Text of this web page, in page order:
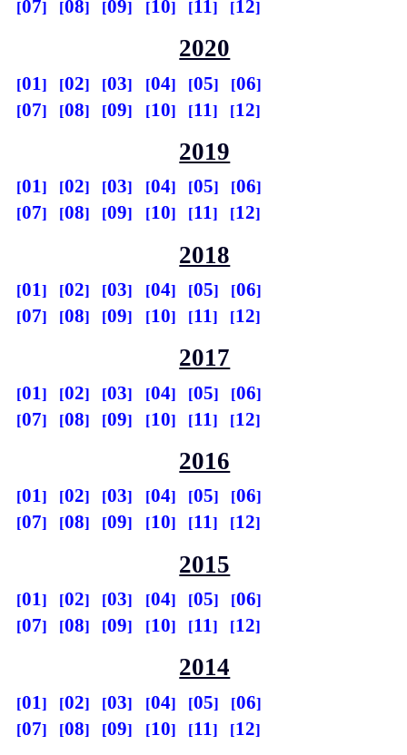
07 08 09 10 11 12
2020
01 02 03 04 05
06
07
08 09 10 11 12
2019
01 02 03 04 05
06
07
08 09 10 11 12
2018
01 02 03 04 05
06
07
08 09 10 11 12
2017
01 02 03 04 05
06
07
08 09 10 11 12
2016
01 02 03 04 05
06
07
08 09 10 11 12
2015
01 02 03 04 05
06
07
08 09 10 11 12
2014
01 02 03 04 05
06
07
08 09 10 11 12